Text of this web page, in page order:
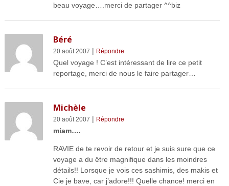
beau voyage….merci de partager ^^biz
Béré
20 août 2007 | Répondre
Quel voyage ! C’est intéressant de lire ce petit
reportage, merci de nous le faire partager…
Michèle
20 août 2007 | Répondre
miam….
RAVIE de te revoir de retour et je suis sure que ce
voyage a du être magnifique dans les moindres
détails!! Lorsque je vois ces sashimis, des makis et
Cie je bave, car j’adore!!! Quelle chance! merci en